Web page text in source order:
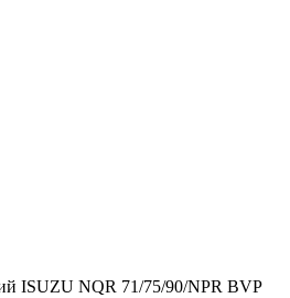
ISUZU NQR 71/75/90/NPR BVP